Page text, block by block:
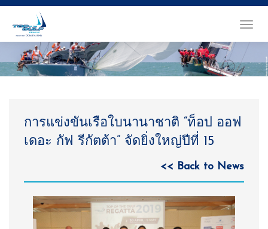
การแข่งขันเรือใบนานาชาติ “ท็อป ออฟ
เดอะ กัฟ รีกัตต้า” จัดยิ่งใหญ่ปีที่ 15
<< Back to News